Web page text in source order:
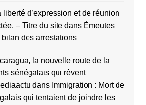
d’expression et de réunion
– Titre du sitedans Émeutes
des arrestations
la nouvelle route de la
sénégalais qui rêvent
dans Immigration : Mort de
qui tentaient de joindre les